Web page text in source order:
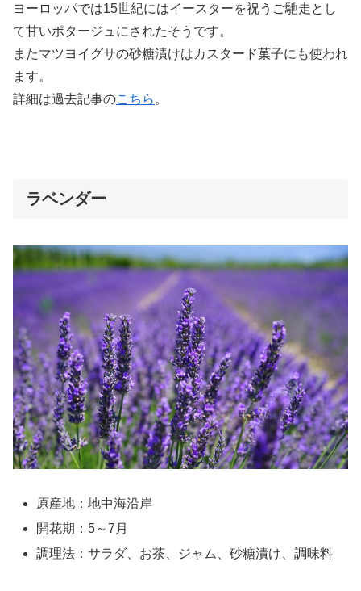
ヨーロッパでは15世紀にはイースターを祝うご馳走とし
て甘いポタージュにされたそうです。
またマツヨイグサの砂糖漬けはカスタード菓子にも使われ
ます。
詳細は過去記事のこちら 。
ラベンダー
原産地：地中海沿岸
開花期：5～7月
調理法：サラダ、お茶、ジャム、砂糖漬け、調味料